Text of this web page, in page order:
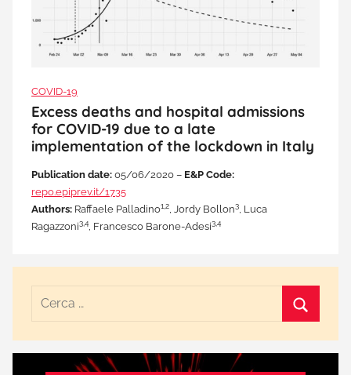
COVID-19
Excess deaths and hospital admissions
for COVID-19 due to a late
implementation of the lockdown in Italy
Publication date: 05/06/2020 – E&P Code:
repo.epiprev.it/1735
Authors: Raffaele Palladino1,2 , Jordy Bollon3
, Luca
Ragazzoni3,4 , Francesco Barone-Adesi3,4